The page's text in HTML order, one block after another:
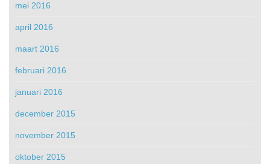
mei 2016
april 2016
maart 2016
februari 2016
januari 2016
december 2015
november 2015
oktober 2015